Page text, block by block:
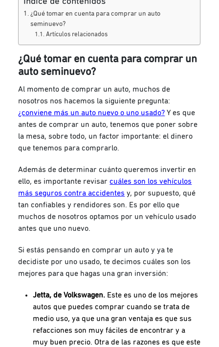
¿Qué tomar en cuenta para comprar un auto
seminuevo?
Artículos relacionados
¿Qué tomar en cuenta para comprar un
auto seminuevo?
Al momento de comprar un auto, muchos de
nosotros nos hacemos la siguiente pregunta:
¿conviene más un auto nuevo o uno usado? Y es que
antes de comprar un auto, tenemos que poner sobre
la mesa, sobre todo, un factor importante: el dinero
que tenemos para comprarlo.
Además de determinar cuánto queremos invertir en
ello, es importante revisarcuáles son los vehículos
más seguros contra accidentes y, por supuesto, qué
tan confiables y rendidores son. Es por ello que
muchos de nosotros optamos por un vehículo usado
antes que uno nuevo.
Si estás pensando en comprar un auto y ya te
decidiste por uno usado, te decimos cuáles son los
mejores para que hagas una gran inversión:
Jetta, de Volkswagen. Este es uno de los mejores
autos que puedes comprar cuando se trata de
medio uso, ya que una gran ventaja es que sus
refacciones son muy fáciles de encontrar y a
muy buen precio. Otra de las razones es que este